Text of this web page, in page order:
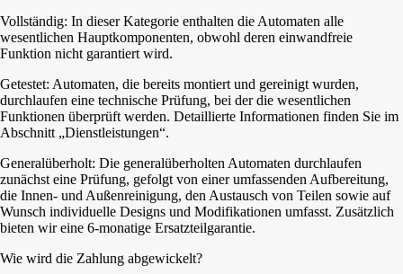
Vollständig: In dieser Kategorie enthalten die Automaten alle
wesentlichen Hauptkomponenten, obwohl deren einwandfreie
Funktion nicht garantiert wird.
Getestet: Automaten, die bereits montiert und gereinigt wurden,
durchlaufen eine technische Prüfung, bei der die wesentlichen
Funktionen überprüft werden. Detaillierte Informationen finden Sie im
Abschnitt „Dienstleistungen“.
Generalüberholt: Die generalüberholten Automaten durchlaufen
zunächst eine Prüfung, gefolgt von einer umfassenden Aufbereitung,
die Innen- und Außenreinigung, den Austausch von Teilen sowie auf
Wunsch individuelle Designs und Modifikationen umfasst. Zusätzlich
bieten wir eine 6-monatige Ersatzteilgarantie.
Wie wird die Zahlung abgewickelt?